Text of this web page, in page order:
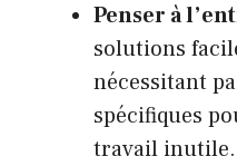
Penser à
solutions
nécessitant
spécifiques
travail inutile.